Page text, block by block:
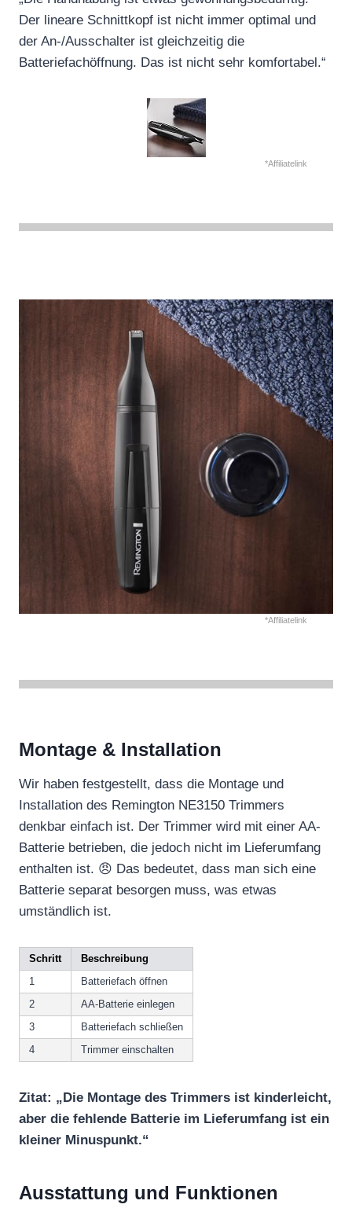
Der lineare Schnittkopf ist nicht immer optimal und
der An-/Ausschalter ist gleichzeitig die
Batteriefachöffnung. Das ist nicht sehr komfortabel.“
*Affiliatelink
*Affiliatelink
Montage & Installation
Wir haben festgestellt, dass die Montage und
Installation des Remington NE3150 Trimmers
denkbar einfach ist. Der Trimmer wird mit einer AA-
Batterie betrieben, die jedoch nicht im Lieferumfang
enthalten ist. 😠 Das bedeutet, dass man sich eine
Batterie separat besorgen muss, was etwas
umständlich ist.
Schritt
Beschreibung
1
Batteriefach öffnen
2
AA-Batterie einlegen
3
Batteriefach schließen
4
Trimmer einschalten
Zitat: „Die Montage des Trimmers ist kinderleicht,
aber die fehlende Batterie im Lieferumfang ist ein
kleiner Minuspunkt.“
Ausstattung und Funktionen